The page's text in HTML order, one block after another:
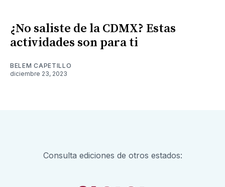
¿No saliste de la CDMX? Estas
actividades son para ti
BELEM CAPETILLO
diciembre 23, 2023
Consulta ediciones de otros estados: